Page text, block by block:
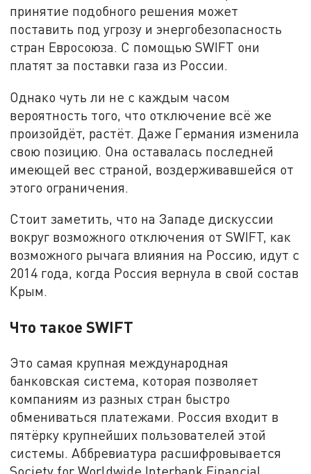
принятие подобного решения может
поставить под угрозу и энергобезопасность
стран Евросоюза. С помощью SWIFT они
платят за поставки газа из России.
Однако чуть ли не с каждым часом
вероятность того, что отключение всё же
произойдёт, растёт. Даже Германия изменила
свою позицию. Она оставалась последней
имеющей вес страной, воздерживавшейся от
этого ограничения.
Стоит заметить, что на Западе дискуссии
вокруг возможного отключения от SWIFT, как
возможного рычага влияния на Россию, идут с
2014 года, когда Россия вернула в свой состав
Крым.
Что такое SWIFT
Это самая крупная международная
банковская система, которая позволяет
компаниям из разных стран быстро
обмениваться платежами. Россия входит в
пятёрку крупнейших пользователей этой
системы. Аббревиатура расшифровывается